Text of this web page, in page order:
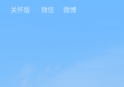
关怀版 微信 微博